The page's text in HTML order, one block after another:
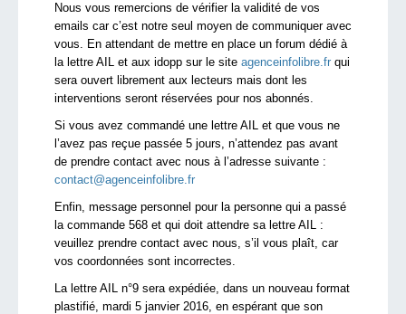
Nous vous remercions de vérifier la validité de vos
emails car c’est notre seul moyen de communiquer avec
vous. En attendant de mettre en place un forum dédié à
la lettre AIL et aux idopp sur le site agenceinfolibre.fr qui
sera ouvert librement aux lecteurs mais dont les
interventions seront réservées pour nos abonnés.
Si vous avez commandé une lettre AIL et que vous ne
l’avez pas reçue passée 5 jours, n’attendez pas avant
de prendre contact avec nous à l’adresse suivante :
contact@agenceinfolibre.fr
Enfin, message personnel pour la personne qui a passé
la commande 568 et qui doit attendre sa lettre AIL :
veuillez prendre contact avec nous, s’il vous plaît, car
vos coordonnées sont incorrectes.
La lettre AIL n°9 sera expédiée, dans un nouveau format
plastifié, mardi 5 janvier 2016, en espérant que son